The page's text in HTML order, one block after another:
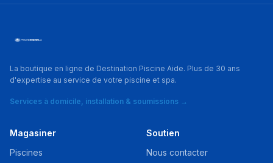
La boutique en ligne de Destination Piscine Aide. Plus de 30 ans
d'expertise au service de votre piscine et spa.
Services à domicile, installation & soumissions →
Magasiner
Piscines
Soutien
Nous contacter